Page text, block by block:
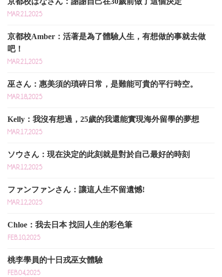
MAR.21,2025
京都校Amber：活著是為了體驗人生，有想做的事就去做
吧！
MAR.21,2025
巫さん：惠美須的瑣碎日常，是難能可貴的平行時空。
MAR.18,2025
Kelly：我沒有想過，25歲的我還能實現海外留學的夢想
MAR.17,2025
ソウさん：現在決定的此刻就是對於自己最好的時刻
MAR.12,2025
ファンファンさん：讓這人生不留遺憾!
MAR.12,2025
Chloe：我去日本 找回人生的彩色筆
FEB.10,2025
桃李學員的十日戎巫女體驗
FEB.04,2025